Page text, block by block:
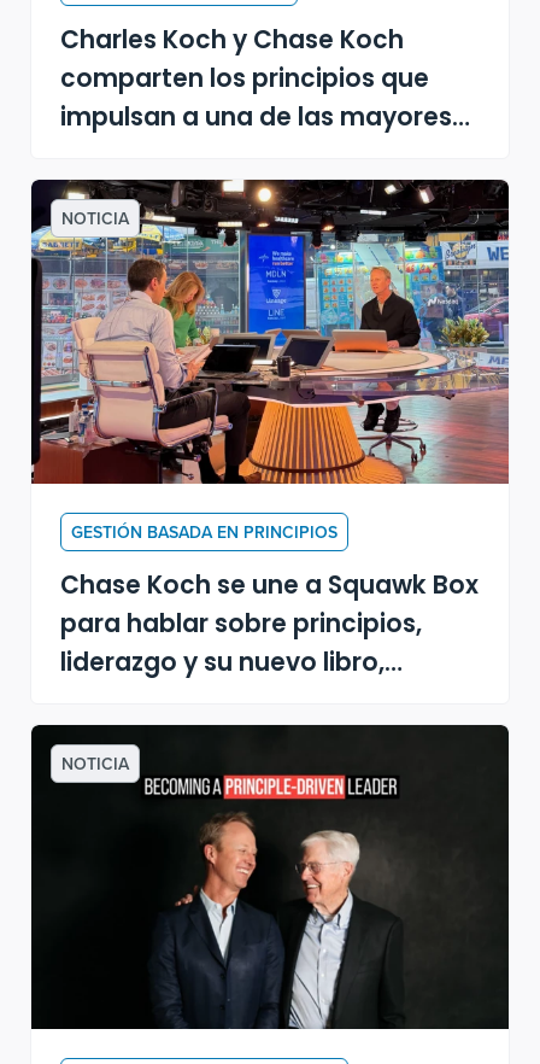
Charles Koch y Chase Koch
comparten los principios que
impulsan a una de las mayores
Unidos
NOTICIA
GESTIÓN BASADA EN PRINCIPIOS
Chase Koch se une a Squawk Box
para hablar sobre principios,
liderazgo y su nuevo libro,
impulsado por principios"
NOTICIA